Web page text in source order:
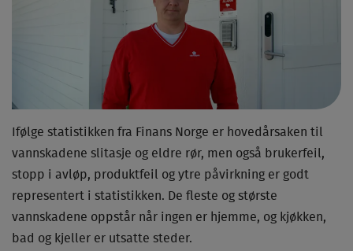
Ifølge statistikken fra Finans Norge er hovedårsaken til
vannskadene slitasje og eldre rør, men også brukerfeil,
stopp i avløp, produktfeil og ytre påvirkning er godt
representert i statistikken. De fleste og største
vannskadene oppstår når ingen er hjemme, og kjøkken,
bad og kjeller er utsatte steder.